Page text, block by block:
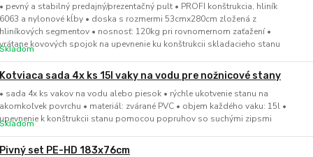
pevný a stabilný predajný/prezentačný pult • PROFI konštrukcia, hliník
a nylonové kĺby • doska s rozmermi 53cmx280cm zložená z
segmentov • nosnosť: 120kg pri rovnomernom zaťažení •
kovových spojok na upevnenie ku konštrukcii skladacieho stanu
sada 4x ks 15l vaky na vodu pre nožnicové stany
sada 4x ks vakov na vodu alebo piesok • rýchle ukotvenie stanu na
povrchu • materiál: zvárané PVC • objem každého vaku: 15l •
k konštrukcii stanu pomocou popruhov so suchými zipsmi
set PE-HD 183x76cm